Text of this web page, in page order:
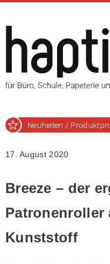
Neuheiten /
17. August 2020
Breeze – der
Patronenroller
Kunststoff